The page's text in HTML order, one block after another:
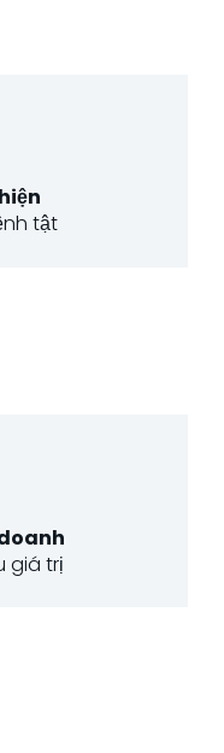
tật
giá trị